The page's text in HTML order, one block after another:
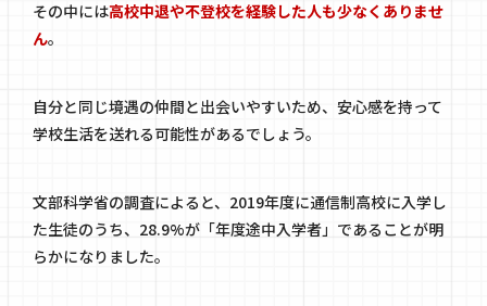
その中には高校中退や不登校を経験した人も少なくありませ
ん。
自分と同じ境遇の仲間と出会いやすいため、安心感を持って
学校生活を送れる可能性があるでしょう。
文部科学省の調査によると、2019年度に通信制高校に入学し
た生徒のうち、28.9%が「年度途中入学者」であることが明
らかになりました。